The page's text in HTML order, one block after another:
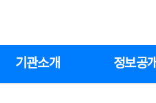
기관소개 정보공개